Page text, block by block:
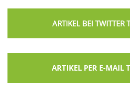
ARTIKEL PER E-MAIL